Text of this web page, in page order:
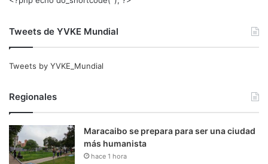
Tweets de YVKE Mundial
Tweets by YVKE_Mundial
Regionales
Maracaibo se prepara para ser una ciudad
más humanista
hace 1 hora